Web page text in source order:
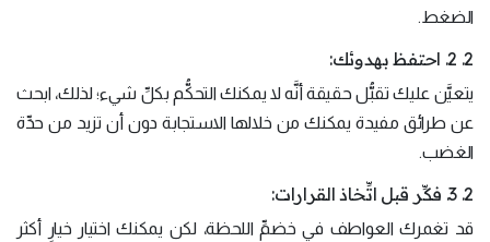
الضغط.
2. 2. احتفظ بهدوئك:
يتعيَّن عليك تقبُّل حقيقة أنَّه لا يمكنك التحكُّم بكلِّ شيء؛ لذلك، ابحث
عن طرائق مفيدة يمكنك من خلالها الاستجابة دون أن تزيد من حدِّة
الغضب.
2. 3. فكِّر قبل اتِّخاذ القرارات:
قد تغمرك العواطف في خضمِّ اللحظة، لكن يمكنك اختيار خيارٍ أكثر